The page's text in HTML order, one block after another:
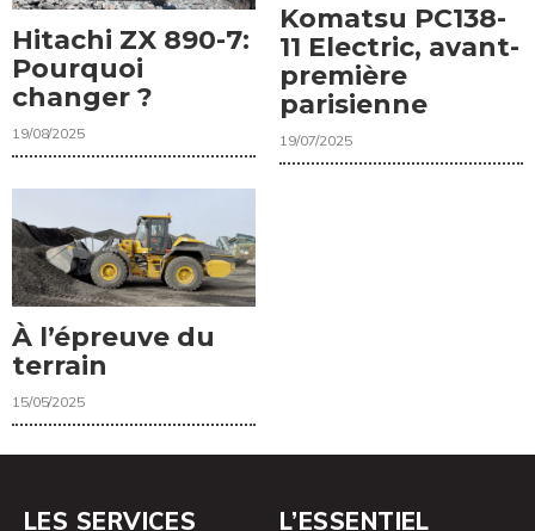
Hitachi ZX 890-7:
Pourquoi
changer ?
19/08/2025
Komatsu PC138-
11 Electric, avant-
première
parisienne
19/07/2025
À l’épreuve du
terrain
15/05/2025
LES SERVICES L’ESSENTIEL